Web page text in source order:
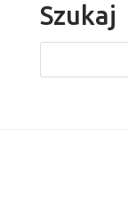
Szukaj